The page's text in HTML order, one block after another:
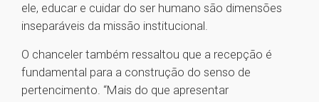
ele, educar e cuidar do ser humano são dimensões
inseparáveis da missão institucional.
O chanceler também ressaltou que a recepção é
fundamental para a construção do senso de
pertencimento. “Mais do que apresentar